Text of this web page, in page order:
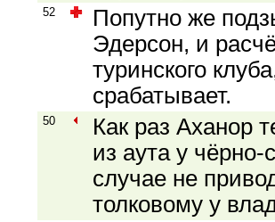
52
Попутно же
Эдерсон, и
туринского
срабатывает.
50
Как раз Аханор
из аута у
случае не
толковому у